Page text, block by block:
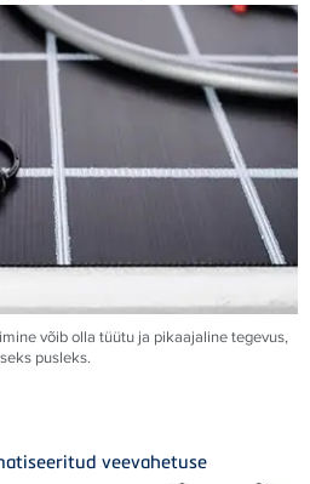
võib olla tüütu ja pikaajaline tegevus,
pusleks.
veevahetuse